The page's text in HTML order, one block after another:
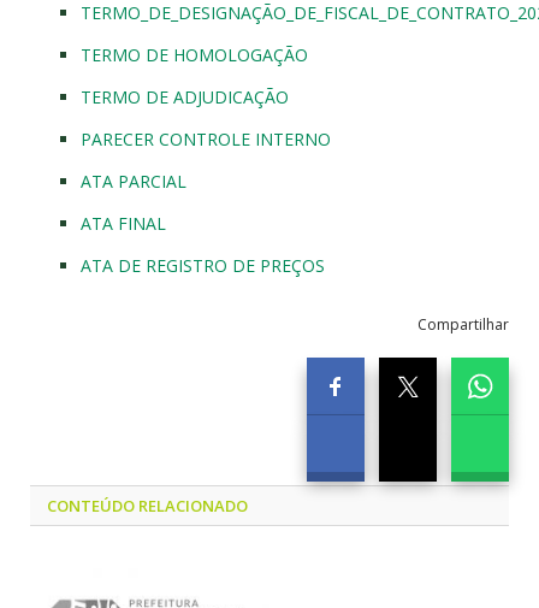
TERMO DE HOMOLOGAÇÃO
TERMO DE ADJUDICAÇÃO
PARECER CONTROLE INTERNO
ATA PARCIAL
ATA FINAL
ATA DE REGISTRO DE PREÇOS
Compartilhar
CONTEÚDO RELACIONADO